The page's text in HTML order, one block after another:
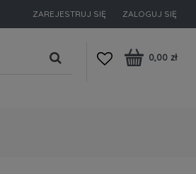
ZAREJESTRUJ SIĘ ZALOGUJ SIĘ
0,00 zł